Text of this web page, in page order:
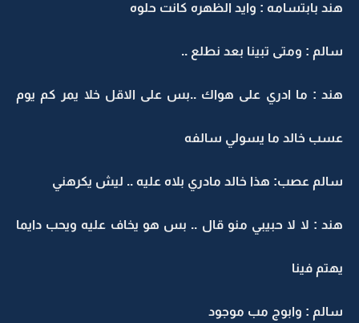
هند بابتسامه : وايد الظهره كانت حلوه
سالم : ومتى تبينا بعد نطلع ..
هند : ما ادري على هواك ..بس على الاقل خلا يمر كم يوم
عسب خالد ما يسولي سالفه
سالم عصب: هذا خالد مادري بلاه عليه .. ليش يكرهني
هند : لا لا حبيبي منو قال .. بس هو يخاف عليه ويحب دايما
يهتم فينا
سالم : وابوج مب موجود